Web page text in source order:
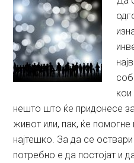
нешто што ќе придонесе
живот или, пак, ќе
најтешко. За да се
потребно е да постојат и